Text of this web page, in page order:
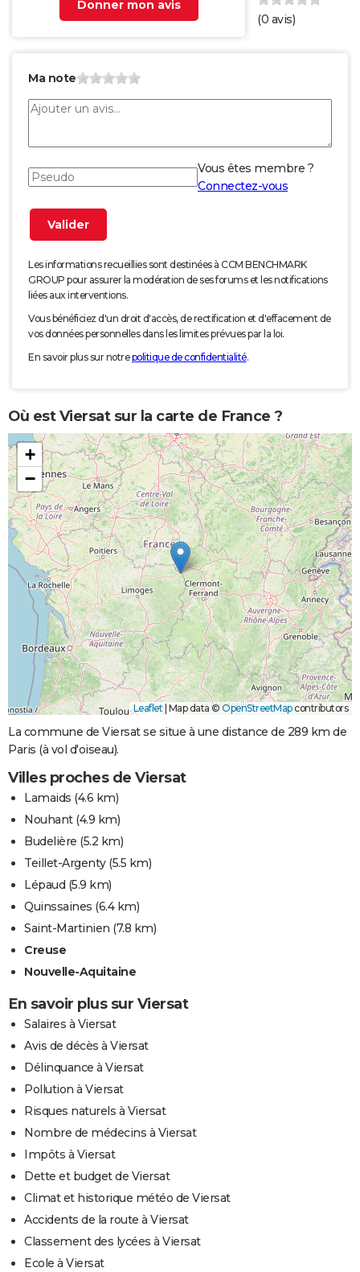
Donner mon avis
(0 avis)
Ma note
Vous êtes membre ?
Connectez-vous
Les informations recueillies sont destinées à CCM BENCHMARK
GROUP pour assurer la modération de ses forums et les notifications
liées aux interventions.
Vous bénéficiez d'un droit d'accès, de rectification et d'effacement de
vos données personnelles dans les limites prévues par la loi.
En savoir plus sur notrepolitique de confidentialité.
Où est Viersat sur la carte de France ?
+
−
Leaflet Map data ©OpenStreetMapcontributors
La commune de Viersat se situe à une distance de 289 km de
Paris (à vol d'oiseau).
Villes proches de Viersat
Lamaids (4.6 km)
Nouhant(4.9 km)
Budelière (5.2 km)
Teillet-Argenty(5.5 km)
Lépaud (5.9 km)
Quinssaines (6.4 km)
Saint-Martinien (7.8 km)
Creuse
Nouvelle-Aquitaine
En savoir plus sur Viersat
Salaires à Viersat
Avis de décès à Viersat
Délinquance à Viersat
Pollution à Viersat
Risques naturels à Viersat
Nombre de médecins à Viersat
Impôts à Viersat
Dette et budget de Viersat
Climat et historique météo de Viersat
Accidents de la route à Viersat
Classement des lycées à Viersat
Ecole à Viersat